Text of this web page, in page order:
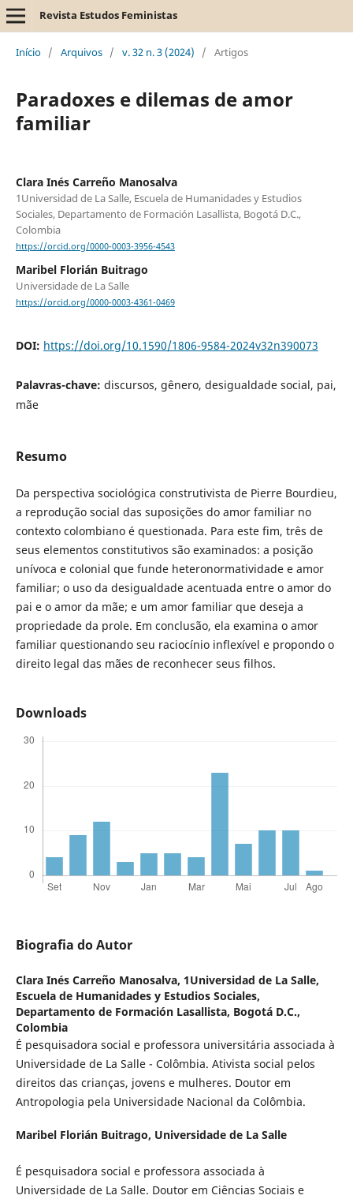
Revista Estudos Feministas
Início / Arquivos / v. 32 n. 3 (2024) / Artigos
Paradoxes e dilemas de amor
familiar
Clara Inés Carreño Manosalva
1Universidad de La Salle, Escuela de Humanidades y Estudios
Sociales, Departamento de Formación Lasallista, Bogotá D.C.,
Colombia
https://orcid.org/0000-0003-3956-4543
Maribel Florián Buitrago
Universidade de La Salle
https://orcid.org/0000-0003-4361-0469
DOI: https://doi.org/10.1590/1806-9584-2024v32n390073
Palavras-chave: discursos, gênero, desigualdade social, pai,
mãe
Resumo
Da perspectiva sociológica construtivista de Pierre Bourdieu,
a reprodução social das suposições do amor familiar no
contexto colombiano é questionada. Para este fim, três de
seus elementos constitutivos são examinados: a posição
unívoca e colonial que funde heteronormatividade e amor
familiar; o uso da desigualdade acentuada entre o amor do
pai e o amor da mãe; e um amor familiar que deseja a
propriedade da prole. Em conclusão, ela examina o amor
familiar questionando seu raciocínio inflexível e propondo o
direito legal das mães de reconhecer seus filhos.
Downloads
Biografia do Autor
Clara Inés Carreño Manosalva, 1Universidad de La Salle,
Escuela de Humanidades y Estudios Sociales,
Departamento de Formación Lasallista, Bogotá D.C.,
Colombia
É pesquisadora social e professora universitária associada à
Universidade de La Salle - Colômbia. Ativista social pelos
direitos das crianças, jovens e mulheres. Doutor em
Antropologia pela Universidade Nacional da Colômbia.
Maribel Florián Buitrago, Universidade de La Salle
É pesquisadora social e professora associada à
Universidade de La Salle. Doutor em Ciências Sociais e